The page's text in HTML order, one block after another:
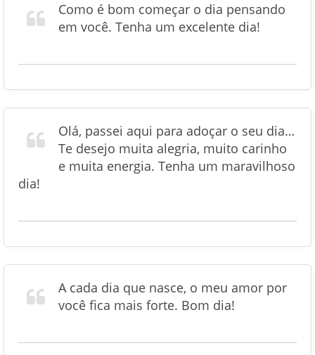
Como é bom começar o dia pensando
em você. Tenha um excelente dia!
Olá, passei aqui para adoçar o seu dia…
Te desejo muita alegria, muito carinho
e muita energia. Tenha um maravilhoso
dia!
A cada dia que nasce, o meu amor por
você fica mais forte. Bom dia!